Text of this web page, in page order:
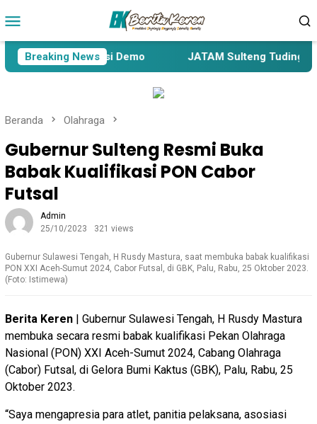
ke
Mobile
Breaking News
akan Gelar Aksi Demo JATAM Sulteng Tuding
Beranda Olahraga
Gubernur Sulteng Resmi Buka
Babak Kualifikasi PON Cabor
Futsal
Admin
25/10/2023
321 views
Gubernur Sulawesi Tengah, H Rusdy Mastura, saat membuka babak kualifikasi
PON XXI Aceh-Sumut 2024, Cabor Futsal, di GBK, Palu, Rabu, 25 Oktober 2023.
(Foto: Istimewa)
Berita Keren | Gubernur Sulawesi Tengah, H Rusdy Mastura
membuka secara resmi babak kualifikasi Pekan Olahraga
Nasional (PON) XXI Aceh-Sumut 2024, Cabang Olahraga
(Cabor) Futsal, di Gelora Bumi Kaktus (GBK), Palu, Rabu, 25
Oktober 2023.
“Saya mengapresia para atlet, panitia pelaksana, asosiasi